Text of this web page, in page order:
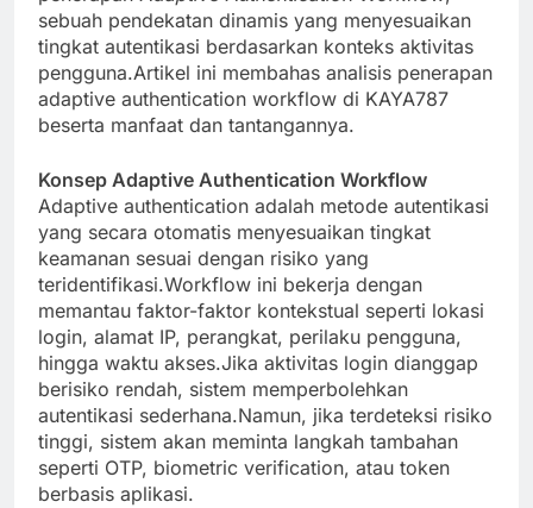
sebuah pendekatan dinamis yang menyesuaikan
tingkat autentikasi berdasarkan konteks aktivitas
pengguna.Artikel ini membahas analisis penerapan
adaptive authentication workflow di KAYA787
beserta manfaat dan tantangannya.
Konsep Adaptive Authentication Workflow
Adaptive authentication adalah metode autentikasi
yang secara otomatis menyesuaikan tingkat
keamanan sesuai dengan risiko yang
teridentifikasi.Workflow ini bekerja dengan
memantau faktor-faktor kontekstual seperti lokasi
login, alamat IP, perangkat, perilaku pengguna,
hingga waktu akses.Jika aktivitas login dianggap
berisiko rendah, sistem memperbolehkan
autentikasi sederhana.Namun, jika terdeteksi risiko
tinggi, sistem akan meminta langkah tambahan
seperti OTP, biometric verification, atau token
berbasis aplikasi.